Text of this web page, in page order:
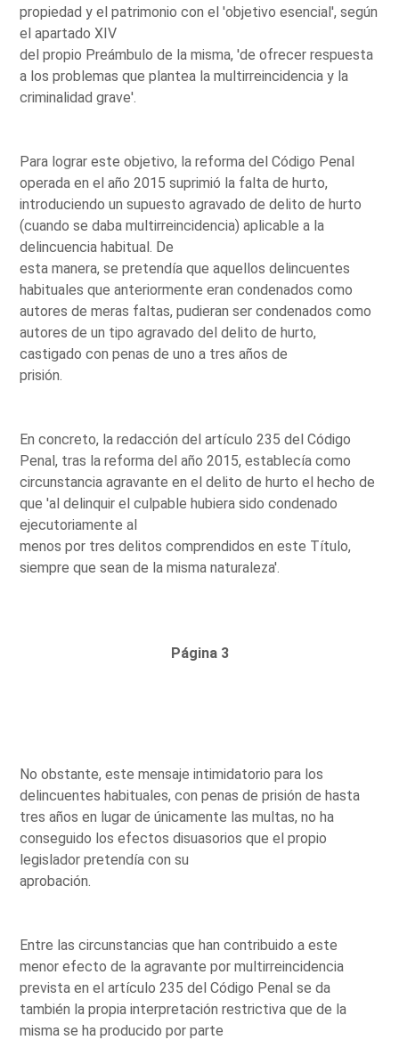
propiedad y el patrimonio con el 'objetivo esencial', según
el apartado XIV
del propio Preámbulo de la misma, 'de ofrecer respuesta
a los problemas que plantea la multirreincidencia y la
criminalidad grave'.
Para lograr este objetivo, la reforma del Código Penal
operada en el año 2015 suprimió la falta de hurto,
introduciendo un supuesto agravado de delito de hurto
(cuando se daba multirreincidencia) aplicable a la
delincuencia habitual. De
esta manera, se pretendía que aquellos delincuentes
habituales que anteriormente eran condenados como
autores de meras faltas, pudieran ser condenados como
autores de un tipo agravado del delito de hurto,
castigado con penas de uno a tres años de
prisión.
En concreto, la redacción del artículo 235 del Código
Penal, tras la reforma del año 2015, establecía como
circunstancia agravante en el delito de hurto el hecho de
que 'al delinquir el culpable hubiera sido condenado
ejecutoriamente al
menos por tres delitos comprendidos en este Título,
siempre que sean de la misma naturaleza'.
Página 3
No obstante, este mensaje intimidatorio para los
delincuentes habituales, con penas de prisión de hasta
tres años en lugar de únicamente las multas, no ha
conseguido los efectos disuasorios que el propio
legislador pretendía con su
aprobación.
Entre las circunstancias que han contribuido a este
menor efecto de la agravante por multirreincidencia
prevista en el artículo 235 del Código Penal se da
también la propia interpretación restrictiva que de la
misma se ha producido por parte